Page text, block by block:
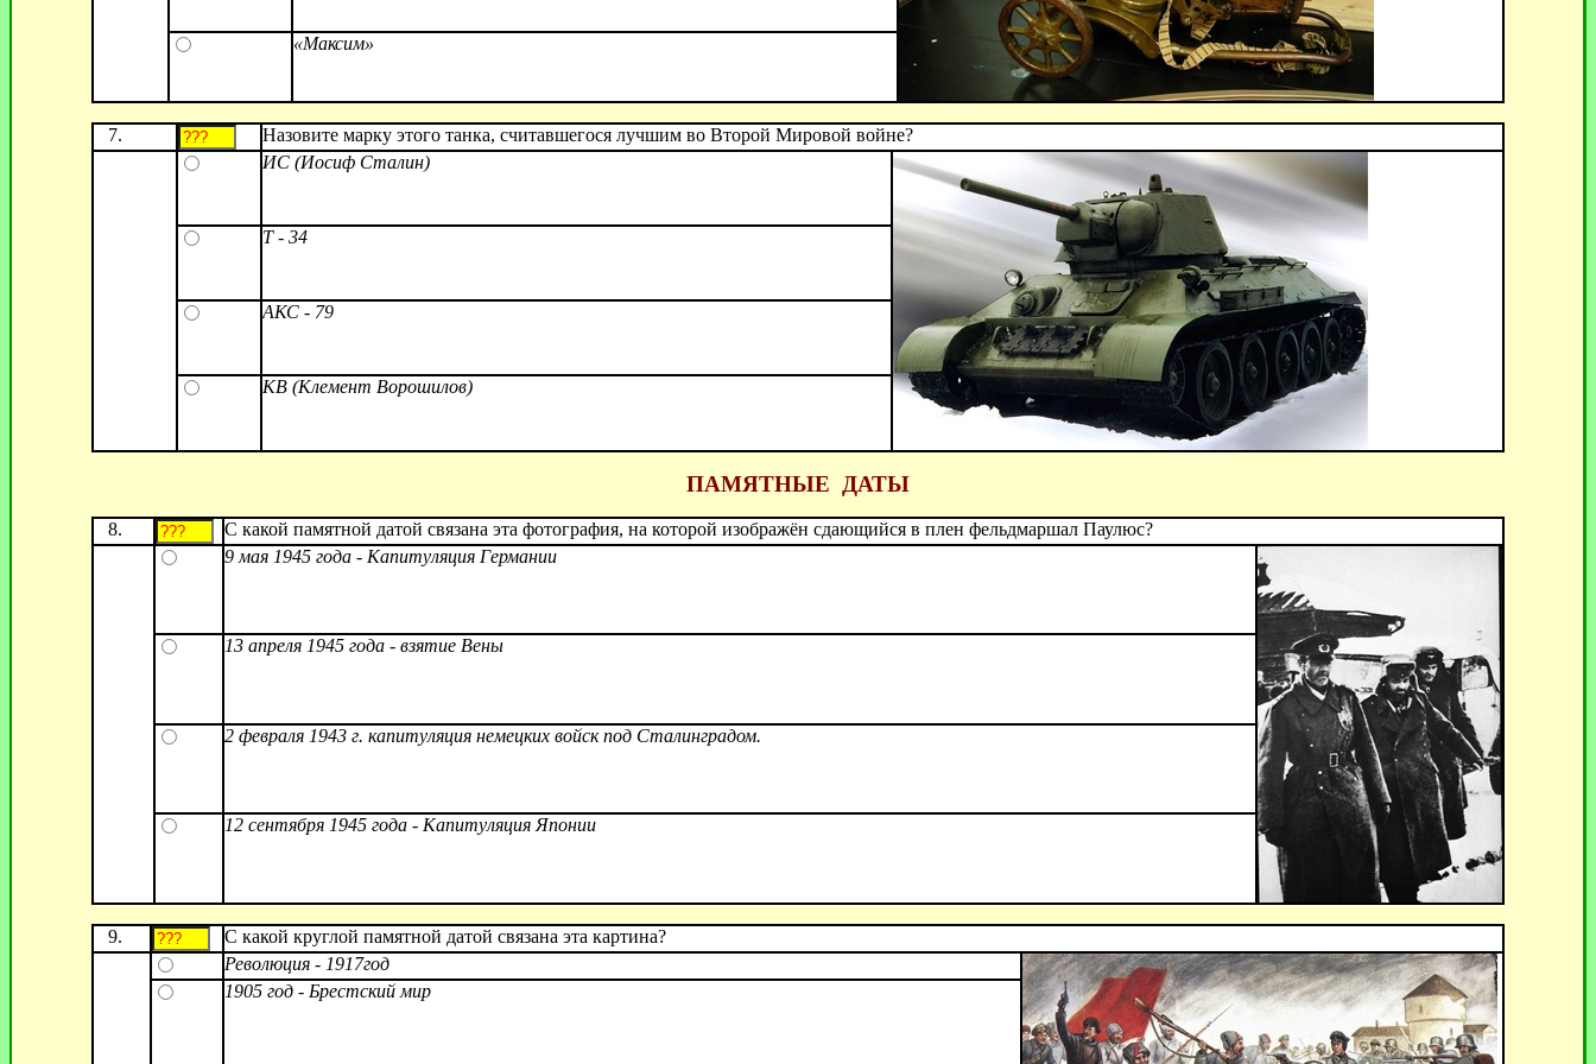
«Максим»
7.
Назовите марку этого танка, считавшегося лучшим во Второй Мировой войне?
ИС (Иосиф Сталин)
Т - 34
АКС - 79
КВ (Клемент Ворошилов)
ПАМЯТНЫЕ ДАТЫ
8.
С какой памятной датой связана эта фотография, на которой изображён сдающийся в плен фельдмаршал Паулюс?
9 мая 1945 года - Капитуляция Германии
13 апреля 1945 года - взятие Вены
2 февраля 1943 г. капитуляция немецких войск под Сталинградом.
12 сентября 1945 года - Капитуляция Японии
9.
С какой круглой памятной датой связана эта картина?
Революция - 1917год
1905 год - Брестский мир